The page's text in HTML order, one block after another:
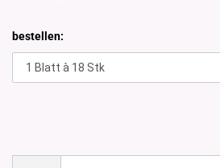
bestellen: